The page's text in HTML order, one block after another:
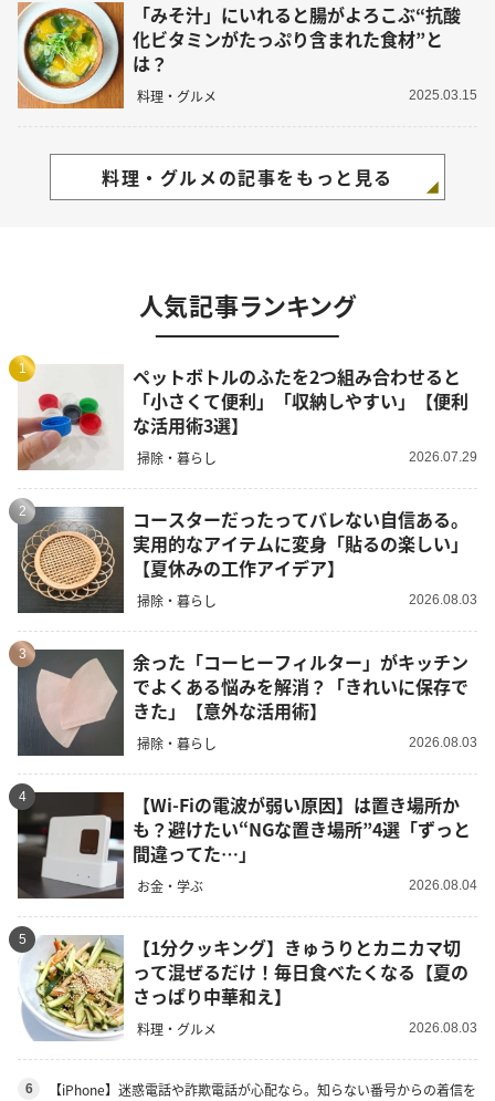
「みそ汁」にいれると腸がよろこぶ“抗酸
化ビタミンがたっぷり含まれた食材”と
は？
料理・グルメ 2025.03.15
料理・グルメの記事をもっと見る
人気記事ランキング
1
ペットボトルのふたを2つ組み合わせると
「小さくて便利」「収納しやすい」【便利
な活用術3選】
掃除・暮らし 2026.07.29
2
コースターだったってバレない自信ある。
実用的なアイテムに変身「貼るの楽しい」
【夏休みの工作アイデア】
掃除・暮らし 2026.08.03
3
余った「コーヒーフィルター」がキッチン
でよくある悩みを解消？「きれいに保存で
きた」【意外な活用術】
掃除・暮らし 2026.08.03
4
【Wi-Fiの電波が弱い原因】は置き場所か
も？避けたい“NGな置き場所”4選「ずっと
間違ってた…」
お金・学ぶ 2026.08.04
5
【1分クッキング】きゅうりとカニカマ切
って混ぜるだけ！毎日食べたくなる【夏の
さっぱり中華和え】
料理・グルメ 2026.08.03
6
【iPhone】迷惑電話や詐欺電話が心配なら。知らない番号からの着信を